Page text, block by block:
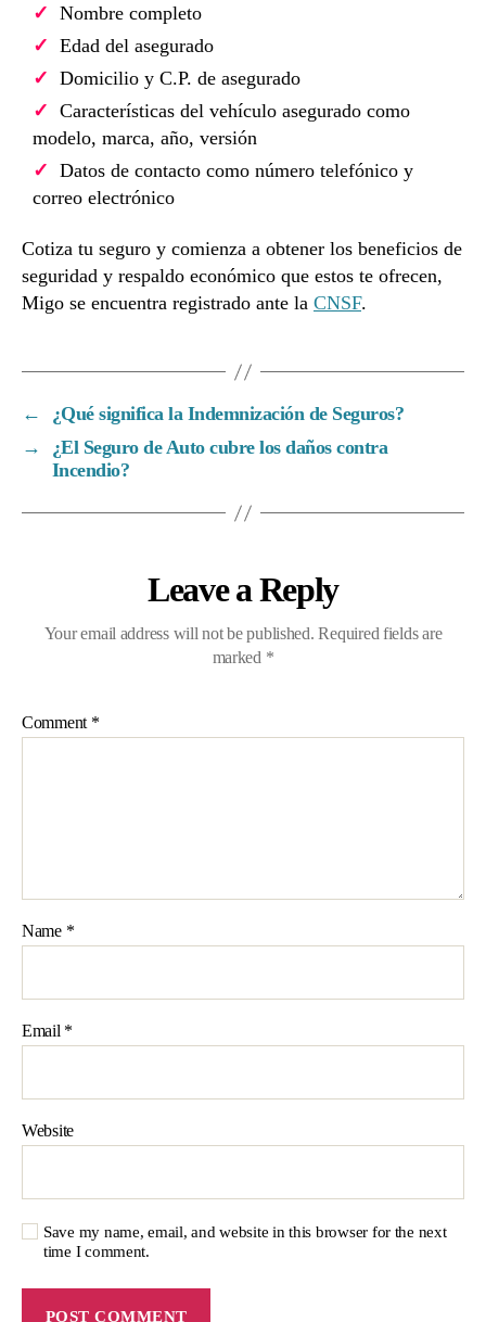
Nombre completo
Edad del asegurado
Domicilio y C.P. de asegurado
Características del vehículo asegurado como
modelo, marca, año, versión
Datos de contacto como número telefónico y
correo electrónico
Cotiza tu seguro y comienza a obtener los beneficios de
seguridad y respaldo económico que estos te ofrecen,
Migo se encuentra registrado ante la CNSF.
←
¿Qué significa la Indemnización de Seguros?
→
¿El Seguro de Auto cubre los daños contra
Incendio?
Leave a Reply
Your email address will not be published. Required fields are
marked *
Comment *
Name *
Email *
Website
Save my name, email, and website in this browser for the next
time I comment.